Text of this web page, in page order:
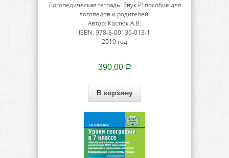
Логопедическая тетрадь. Звук Р: пособие для
логопедов и родителей.
Автор: Костюк А.В.
ISBN: 978-5-00136-013-1
2019 год
390,00 Р
В корзину